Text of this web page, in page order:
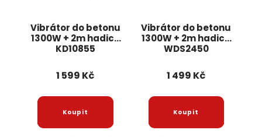
Vibrátor do betonu
1300W + 2m hadice
KD10855
1 599 Kč
Vibrátor do betonu
1300W + 2m hadice
WDS2450
1 499 Kč